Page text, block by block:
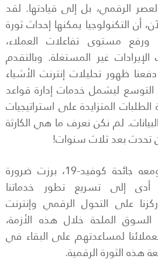
الرقمي، بل إلى قيادتها. لقد
أن التكنولوجيا يمكنها إحداث ثورة
ورفع مستوى تفاعلات العملاء،
الإيرادات غير المستغلة. وبالتقدم
إلى عام 2016، دفعنا ظهور تحليلات إنترنت الأشياء
التوسع ليشمل خدمات إدارة قواعد
الطلبات المتزايدة على استراتيجيات
لم نكن نعرف ما هي الكارثة
بعد ثلاث سنوات!
مع دخولنا عام 2019 ومعه جائحة كوفيد-19، برزت ضرورة
أدى إلى تسريع تطور خدماتنا
على التحول الرقمي وإنترنت
السوق الملحة خلال هذه الأزمة،
لمساعدتهم على البقاء في
هذه الثورة الرقمية.